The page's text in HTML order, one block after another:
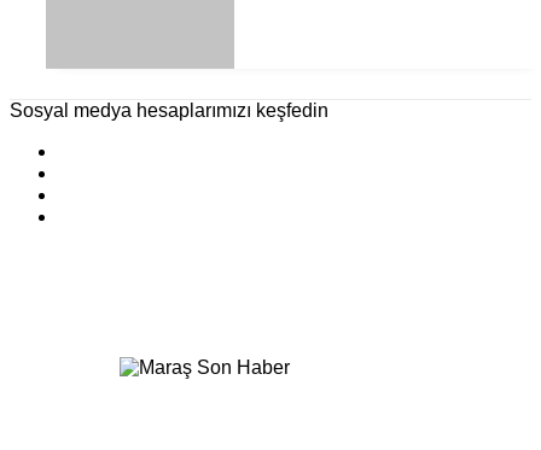
Sosyal medya hesaplarımızı keşfedin